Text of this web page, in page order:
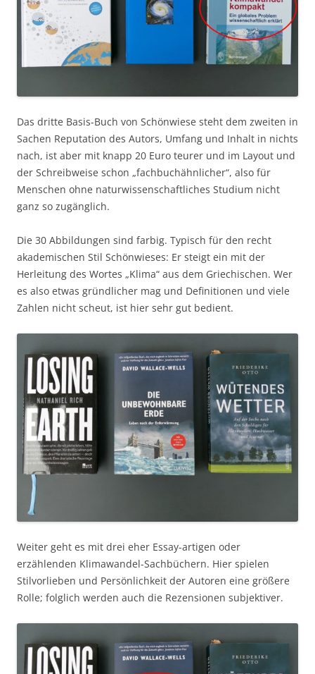
Das dritte Basis-Buch von Schönwiese steht dem zweiten in
Sachen Reputation des Autors, Umfang und Inhalt in nichts
nach, ist aber mit knapp 20 Euro teurer und im Layout und
der Schreibweise schon „fachbuchähnlicher“, also für
Menschen ohne naturwissenschaftliches Studium nicht
ganz so zugänglich.
Die 30 Abbildungen sind farbig. Typisch für den recht
akademischen Stil Schönwieses: Er steigt ein mit der
Herleitung des Wortes „Klima“ aus dem Griechischen. Wer
es also etwas gründlicher mag und Definitionen und viele
Zahlen nicht scheut, ist hier sehr gut bedient.
Weiter geht es mit drei eher Essay-artigen oder
erzählenden Klimawandel-Sachbüchern. Hier spielen
Stilvorlieben und Persönlichkeit der Autoren eine größere
Rolle; folglich werden auch die Rezensionen subjektiver.